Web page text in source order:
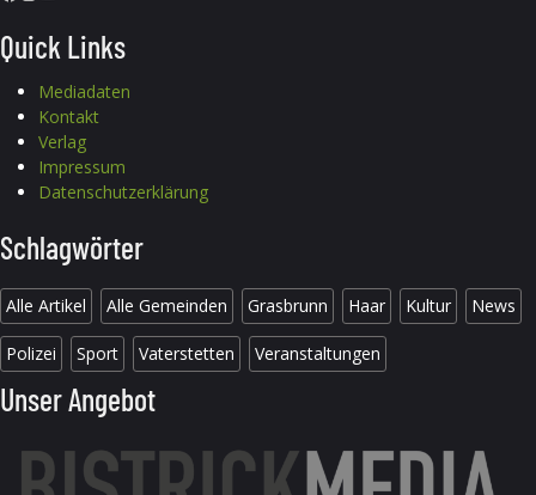
Quick Links
Mediadaten
Kontakt
Verlag
Impressum
Datenschutzerklärung
Schlagwörter
Alle Artikel Alle Gemeinden Grasbrunn Haar Kultur News
Polizei Sport Vaterstetten Veranstaltungen
Unser Angebot